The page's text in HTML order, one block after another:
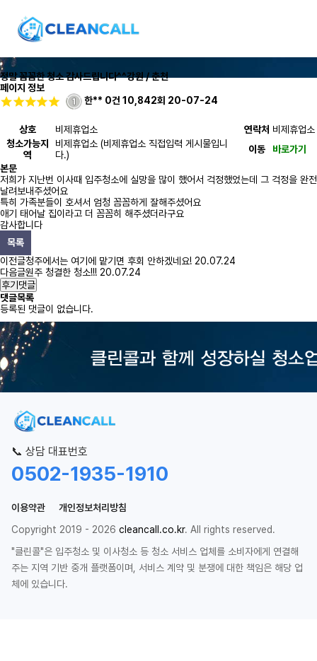
정말 꼼꼼한 청소 감사드립니다^^강원 / 춘천
페이지 정보
한** 0건 10,842회 20-07-24
상호 비제휴업소 연락처 비제휴업소
청소가능지
역
비제휴업소 (비제휴업소 직접입력 게시물입니
다.)
이동
바로가기
본문
저희가 지난번 이사때 입주청소에 실망을 많이 했어서 걱정했었는데 그 걱정을 완전
날려보내주셨어요
특히 가족분들이 호셔서 엄청 꼼꼼하게 잘해주셨어요
애기 태어날 집이라고 더 꼼꼼히 해주셨더라구요
감사합니다
목록
이전글청주에서는 여기에 맡기면 후회 안하겠네요! 20.07.24
다음글원주 청결한 청소!!! 20.07.24
후기댓글
댓글목록
등록된 댓글이 없습니다.
📞 상담 대표번호
0502-1935-1910
이용약관
개인정보처리방침
Copyright 2019 - 2026 cleancall.co.kr. All rights reserved.
"클린콜"은 입주청소 및 이사청소 등 청소 서비스 업체를 소비자에게 연결해
주는 지역 기반 중개 플랫폼이며, 서비스 계약 및 분쟁에 대한 책임은 해당 업
체에 있습니다.